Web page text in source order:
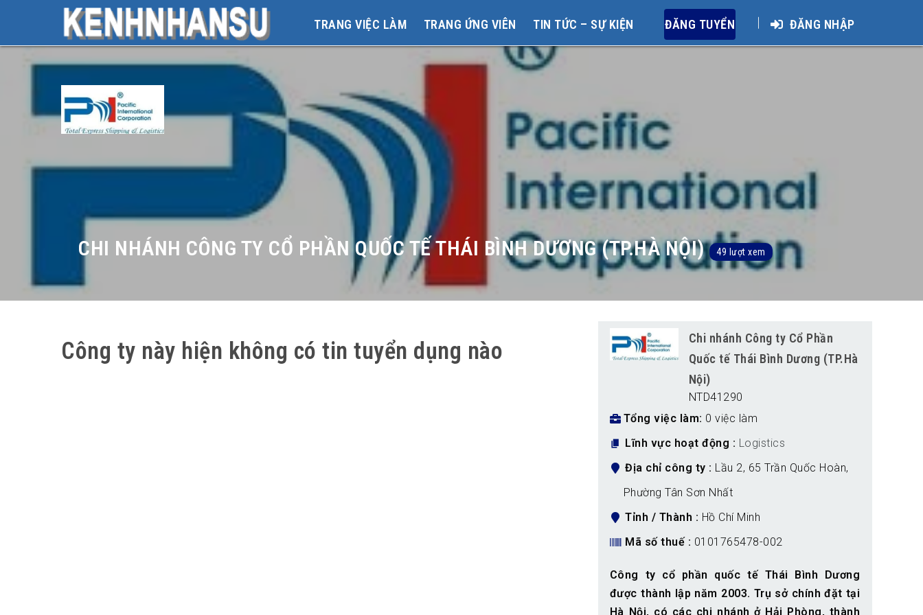
TRANG VIỆC LÀM TRANG ỨNG VIÊN TIN TỨC – SỰ KIỆN ĐĂNG TUYỂN ĐĂNG NHẬP
CHI NHÁNH CÔNG TY CỔ PHẦN QUỐC TẾ THÁI BÌNH DƯƠNG (TP.HÀ NỘI) 49 lượt xem
Công ty này hiện không có tin tuyển dụng nào
Chi nhánh Công ty Cổ Phần
Quốc tế Thái Bình Dương (TP.Hà
Nội)
NTD41290
Tổng việc làm 0 việc làm
Lĩnh vực hoạt động
Logistics
Địa chỉ công ty
Lầu 2, 65 Trần Quốc Hoàn,
Phường Tân Sơn Nhất
Tỉnh / Thành
Hồ Chí Minh
Mã số thuế
0101765478-002
Công ty cổ phần quốc tế Thái Bình Dương
được thành lập năm 2003. Trụ sở chính đặt tại
Hà Nội, có các chi nhánh ở Hải Phòng, thành